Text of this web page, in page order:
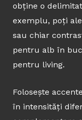
obține o
exemplu, poți
sau chiar
pentru alb în
pentru living.
Folosește
în intensități